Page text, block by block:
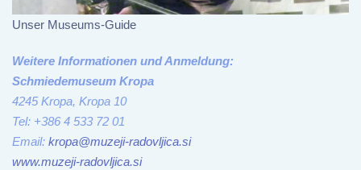
Unser Museums-Guide
Weitere Informationen und Anmeldung:
Schmiedemuseum Kropa
4245 Kropa, Kropa 10
Tel: +386 4 533 72 01
Email: kropa@muzeji-radovljica.si
www.muzeji-radovljica.si